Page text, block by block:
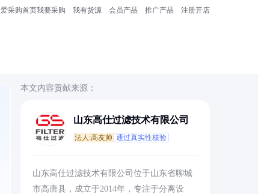
爱采购首页我要采购 我有货源 会员产品 推广产品 注册开店
本文内容贡献来源：
山东高仕过滤技术有限公司
法人:高友帅 通过真实性核验
山东高仕过滤技术有限公司位于山东省聊城
市高唐县，成立于2014年，专注于分离设